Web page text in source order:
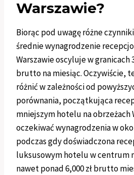
Warszawie?
Biorąc pod uwagę różne
średnie wynagrodzenie
Warszawie oscyluje w granicach
brutto na miesiąc. Oczywiście,
różnić w zależności od
porównania, początkująca
mniejszym hotelu na obrzeżach
oczekiwać wynagrodzenia w
podczas gdy doświadczona
luksusowym hotelu w centrum
nawet ponad 6,000 zł brutto